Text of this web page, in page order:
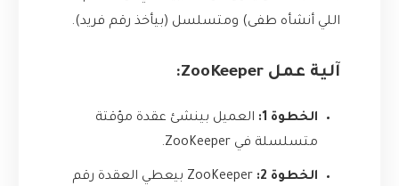
اللي أنشأه طفى) ومتسلسل (بيأخذ رقم فريد).
آلية عمل ZooKeeper:
الخطوة 1:
العميل بينشئ عقدة مؤقتة
متسلسلة في ZooKeeper.
الخطوة 2:
ZooKeeper بيعطي العقدة رقم